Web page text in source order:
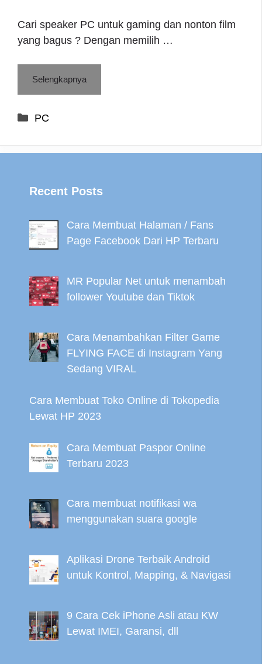
Cari speaker PC untuk gaming dan nonton film
yang bagus ? Dengan memilih …
Selengkapnya
Categories
PC
Recent Posts
Cara Membuat Halaman / Fans
Page Facebook Dari HP Terbaru
MR Popular Net untuk menambah
follower Youtube dan Tiktok
Cara Menambahkan Filter Game
FLYING FACE di Instagram Yang
Sedang VIRAL
Cara Membuat Toko Online di Tokopedia
Lewat HP 2023
Cara Membuat Paspor Online
Terbaru 2023
Cara membuat notifikasi wa
menggunakan suara google
Aplikasi Drone Terbaik Android
untuk Kontrol, Mapping, & Navigasi
9 Cara Cek iPhone Asli atau KW
Lewat IMEI, Garansi, dll